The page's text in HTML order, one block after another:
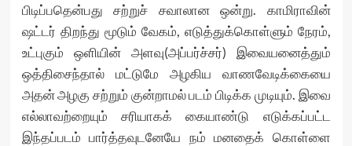
பிடிப்பதென்பது சற்றுச் சவாலான ஒன்று. காமிராவின்
ஷட்டர் திறந்து மூடும் வேகம், எடுத்துக்கொள்ளும் நேரம்,
உட்புகும் ஒளியின் அளவு(அப்பர்ச்சர்) இவையனைத்தும்
ஒத்திசைந்தால் மட்டுமே அழகிய வாணவேடிக்கையை
அதன் அழகு சற்றும் குன்றாமல் படம் பிடிக்க முடியும். இவை
எல்லாவற்றையும் சரியாகக் கையாண்டு எடுக்கப்பட்ட
இந்தப்படம் பார்த்தவுடனேயே நம் மனதைக் கொள்ளை